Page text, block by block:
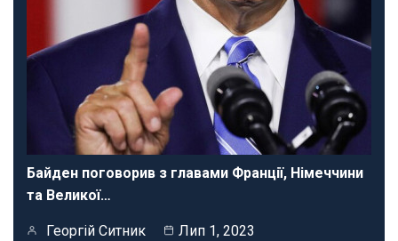
Байден поговорив з главами Франції, Німеччини
та Великої…
Георгій Ситник Лип 1, 2023